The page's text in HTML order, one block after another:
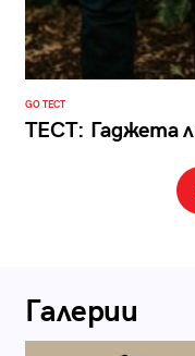
GO ТЕСТ
ТЕСТ: Гаджета
Галерии